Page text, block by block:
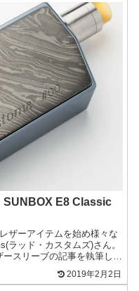
E8 Classic
ザーアイテムを始め様々な
ラッド・カスタムズ)さん。
スリーブの記事を執筆した
2019年2月2日